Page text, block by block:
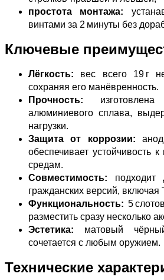
простота монтажа:
винтами за 2 минуты без
Ключевые
Лёгкость: вес всего 19 г
сохраняя его манёвренность.
Прочность: изготовлена
алюминиевого сплава,
нагрузки.
Защита от коррозии:
обеспечивает устойчивость
средам.
Совместимость: подходит
гражданских версий, включая
Функциональность: 5
разместить сразу несколько
Эстетика: матовый
сочетается с любым оружием.
Технические